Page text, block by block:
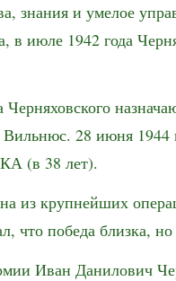
знания и умелое
в июле 1942 года
Черняховского
28 июня 1944
(в 38 лет).
из крупнейших
что победа близка,
Иван Данилович